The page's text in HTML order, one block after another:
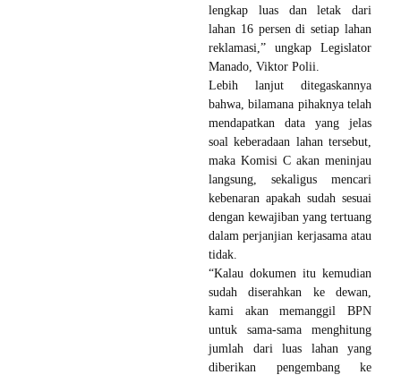
lengkap luas dan letak dari
lahan 16 persen di setiap lahan
reklamasi,” ungkap Legislator
Manado, Viktor Polii.
Lebih lanjut ditegaskannya
bahwa, bilamana pihaknya telah
mendapatkan data yang jelas
soal keberadaan lahan tersebut,
maka Komisi C akan meninjau
langsung, sekaligus mencari
kebenaran apakah sudah sesuai
dengan kewajiban yang tertuang
dalam perjanjian kerjasama atau
tidak.‎
“Kalau dokumen itu kemudian
sudah diserahkan ke dewan,
kami akan memanggil BPN
untuk sama-sama menghitung
jumlah dari luas lahan yang
diberikan pengembang ke